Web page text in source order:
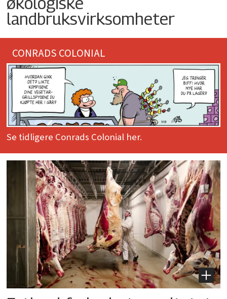
landbruksvirksomheter
CONRADS COLONIAL
Se tidligere Conrads Colonial her.